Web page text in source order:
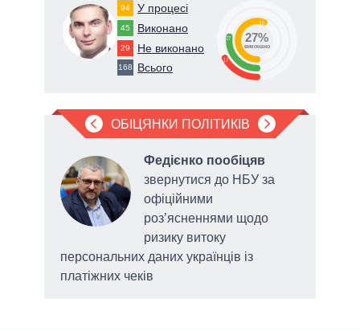
94 У процесі
45 Виконано
29 Не виконано
168 Всього
17
27
56
27%
виконано
ОБІЦЯНКИ ПОЛІТИКІВ
Федієнко пообіцяв
звернутися до НБУ за
офіційними
роз’ясненнями щодо
ризику витоку
персональних даних українців із
платіжних чеків